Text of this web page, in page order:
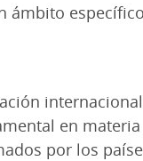
ámbito
en
por los